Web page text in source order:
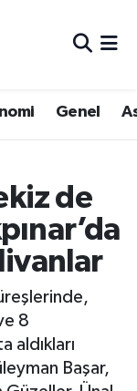
Genel
de
8
aldıkları
Başar,